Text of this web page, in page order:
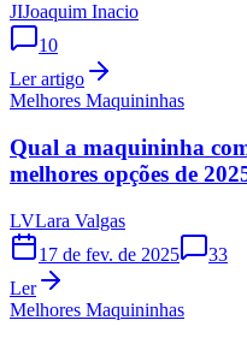
JIJoaquim Inacio
10
Ler artigo
Melhores Maquininhas
Qual a maquininha
melhores opções de
LVLara Valgas
17 de fev. de 2025
33
Ler
Melhores Maquininhas